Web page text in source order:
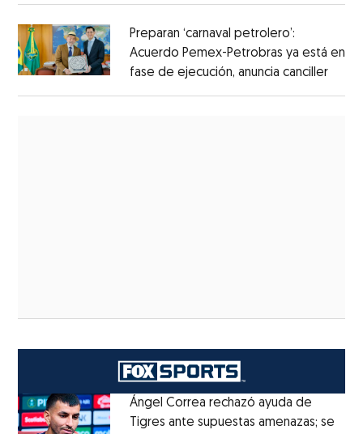
Preparan ‘carnaval petrolero’:
Acuerdo Pemex-Petrobras ya está en
fase de ejecución, anuncia canciller
Ángel Correa rechazó ayuda de
Tigres ante supuestas amenazas; se